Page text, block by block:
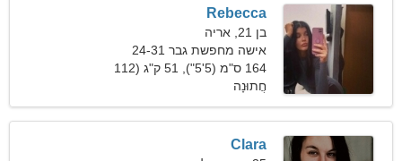
Rebecca
בן 21, אריה
אישה מחפשת גבר 24-31
164 ס"מ (5'5"), 51 ק"ג (112
פאונד)
חֲתוּנָה
Clara